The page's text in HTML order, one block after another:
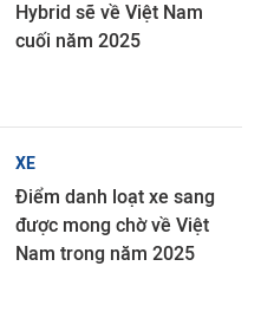
Hybrid sẽ về Việt Nam
cuối năm 2025
XE
Điểm danh loạt xe sang
được mong chờ về Việt
Nam trong năm 2025